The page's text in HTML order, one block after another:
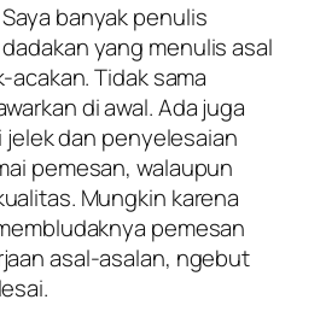
banyak penulis
yang menulis asal
acakan. Tidak sama
di awal. Ada juga
dan penyelesaian
pemesan, walaupun
Mungkin karena
pemesan
asal-asalan, ngebut